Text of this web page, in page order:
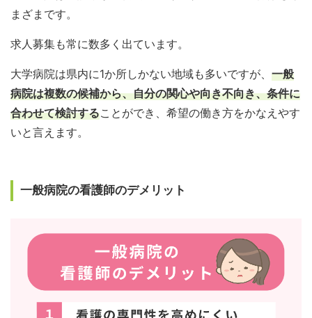
まざまです。
求人募集も常に数多く出ています。
大学病院は県内に1か所しかない地域も多いですが、 一般
病院は複数の候補から、自分の関心や向き不向き、条件に
合わせて検討することができ、希望の働き方をかなえやす
いと言えます。
一般病院の看護師のデメリット